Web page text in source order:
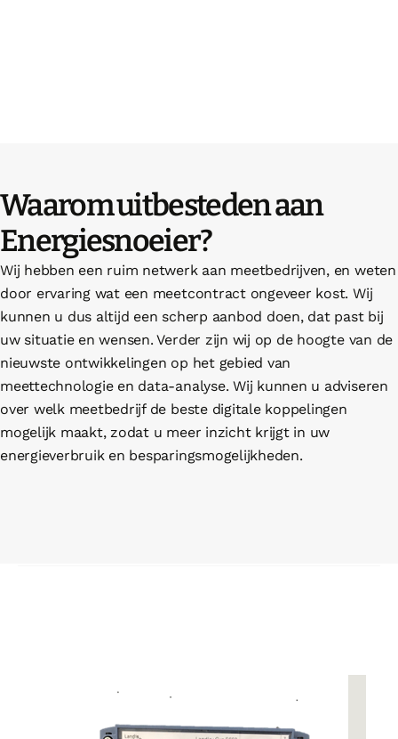
Waarom uitbesteden aan
Energiesnoeier?
Wij hebben een ruim netwerk aan meetbedrijven, en weten
door ervaring wat een meetcontract ongeveer kost. Wij
kunnen u dus altijd een scherp aanbod doen, dat past bij
uw situatie en wensen. Verder zijn wij op de hoogte van de
nieuwste ontwikkelingen op het gebied van
meettechnologie en data-analyse. Wij kunnen u adviseren
over welk meetbedrijf de beste digitale koppelingen
mogelijk maakt, zodat u meer inzicht krijgt in uw
energieverbruik en besparingsmogelijkheden.